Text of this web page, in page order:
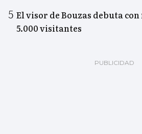
El visor de Bouzas debuta con
5.000 visitantes